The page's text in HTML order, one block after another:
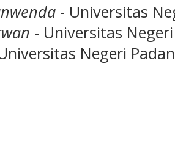
- Universitas
- Universitas
Negeri